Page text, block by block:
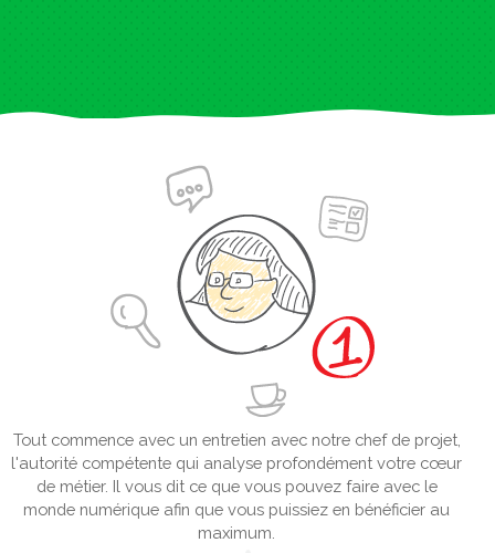
Tout commence avec un entretien avec notre chef de projet,
l'autorité compétente qui analyse profondément votre cœur
de métier. Il vous dit ce que vous pouvez faire avec le
monde numérique afin que vous puissiez en bénéficier au
maximum.